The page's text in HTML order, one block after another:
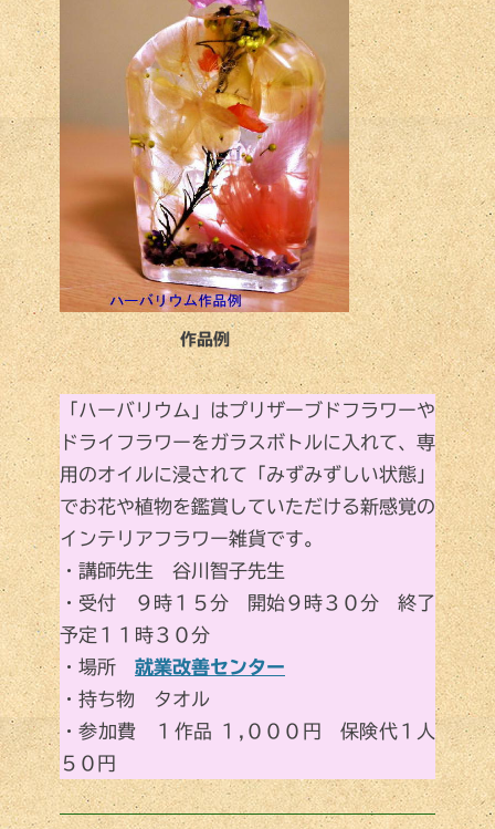
作品例
「ハーバリウム」はプリザーブドフラワーや
ドライフラワーをガラスボトルに入れて、専
用のオイルに浸されて「みずみずしい状態」
でお花や植物を鑑賞していただける新感覚の
インテリアフラワー雑貨です。
・講師先生 谷川智子先生
・受付 ９時１５分 開始９時３０分 終了
予定１１時３０分
・場所 就業改善センター
・持ち物 タオル
・参加費 １作品 １,０００円 保険代１人
５０円